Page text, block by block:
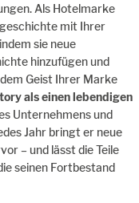
Als Hotelmarke
mit Ihrer
sie neue
hinzufügen und
Geist Ihrer Marke
als einen lebendigen
Unternehmens und
Jahr bringt er neue
– und lässt die Teile
seinen Fortbestand